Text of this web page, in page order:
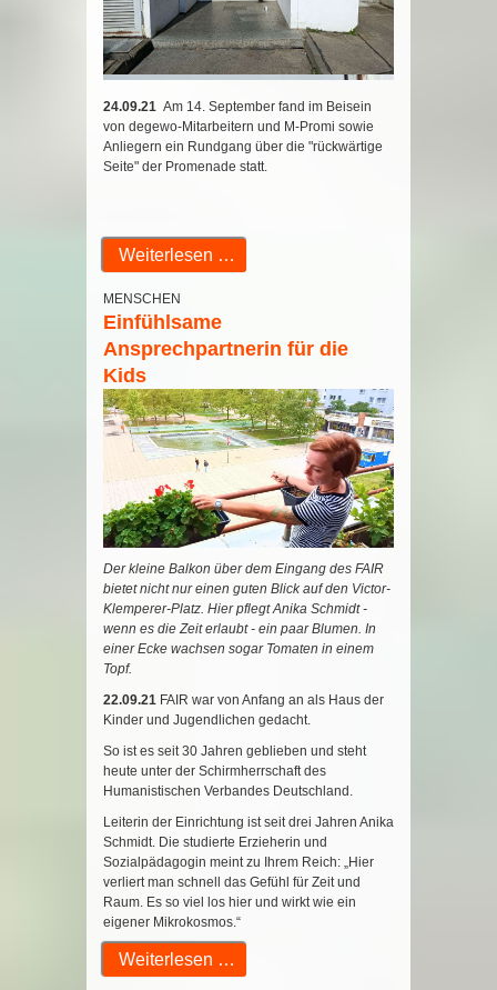
24.09.21 Am 14. September fand im Beisein
von degewo-Mitarbeitern und M-Promi sowie
Anliegern ein Rundgang über die "rückwärtige
Seite" der Promenade statt.
Weiterlesen …
MENSCHEN
Einfühlsame
Ansprechpartnerin für die
Kids
Der kleine Balkon über dem Eingang des FAIR
bietet nicht nur einen guten Blick auf den Victor-
Klemperer-Platz. Hier pflegt Anika Schmidt -
wenn es die Zeit erlaubt - ein paar Blumen. In
einer Ecke wachsen sogar Tomaten in einem
Topf.
22.09.21 FAIR war von Anfang an als Haus der
Kinder und Jugendlichen gedacht.
So ist es seit 30 Jahren geblieben und steht
heute unter der Schirmherrschaft des
Humanistischen Verbandes Deutschland.
Leiterin der Einrichtung ist seit drei Jahren Anika
Schmidt. Die studierte Erzieherin und
Sozialpädagogin meint zu Ihrem Reich: „Hier
verliert man schnell das Gefühl für Zeit und
Raum. Es so viel los hier und wirkt wie ein
eigener Mikrokosmos.“
Weiterlesen …